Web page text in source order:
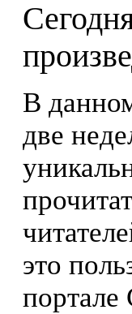
В
две
это
портале